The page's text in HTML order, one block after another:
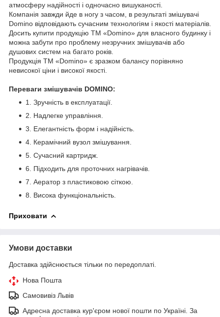
атмосферу надійності і одночасно вишуканості.
Компанія завжди йде в ногу з часом, в результаті змішувачі
Domino відповідають сучасним технологіям і якості матеріалів.
Досить купити продукцію ТМ «Domino» для власного будинку і
можна забути про проблему незручних змішувачів або
душових систем на багато років.
Продукція ТМ «Domino» є зразком балансу порівняно
невисокої ціни і високої якості.
Переваги змішувачів DOMINO:
1. Зручність в експлуатації.
2. Надлегке управління.
3. Елегантність форм і надійність.
4. Керамічний вузол змішування.
5. Сучасний картридж.
6. Підходить для проточних нагрівачів.
7. Аератор з пластиковою сіткою.
8. Висока функціональність.
Приховати
Умови доставки
Доставка здійснюється тільки по передоплаті.
Нова Пошта
Самовивіз Львів
Адресна доставка кур'єром нової пошти по Україні. За